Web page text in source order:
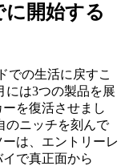
に開始する
での生活に戻すこ
には3つの製品を展
を復活させまし
のニッチを刻んで
は、エントリーレ
で真正面から